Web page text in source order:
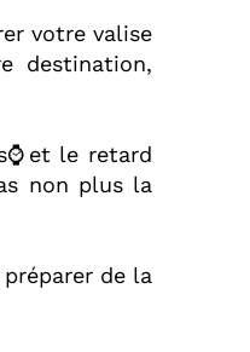
votre valise
destination,
le retard
non plus la
de la